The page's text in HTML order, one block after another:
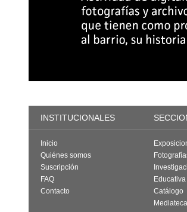
INSTITUCIONALES
Inicio
Quiénes somos
Suscripción
FAQ
Contacto
Educativa
Catálogo
Mediateca